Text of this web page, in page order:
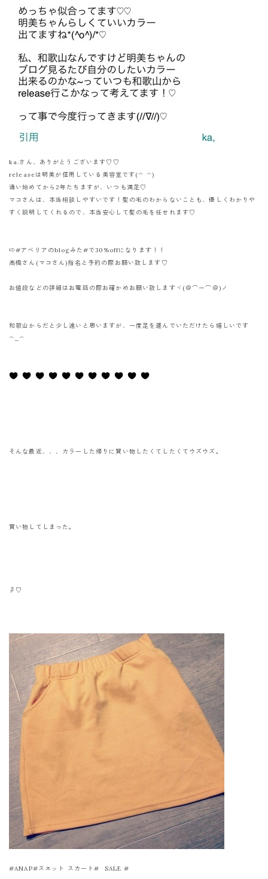
ka.さん、ありがとうございます♡♡
releaseは明美が信用している美容室です(^ ^)
通い始めてから2年たちますが、いつも満足♡
マコさんは、本当相談しやすいです！髪の毛のわからないことも、優しくわかりや
すく説明してくれるので、本当安心して髪の毛を任せれます♡
⇨#アベリアのblogみた#で30%offになります！！
高橋さん(マコさん)指名と予約の際お願い致します♡
お値段などの詳細はお電話の際お確かめお願い致しますヾ(＠⌒ー⌒＠)ノ
和歌山からだと少し遠いと思いますが、一度足を運んでいただけたら嬉しいです
^_^
そんな最近、、、カラーした帰りに買い物したくてしたくてウズウズ。
買い物してしまった。
☟♡
#ANAP#スエット スカート# SALE #